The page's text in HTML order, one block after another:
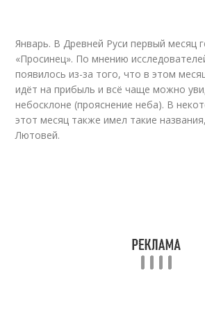
Январь. В Древней Руси первый месяц
«Просинец». По мнению
появилось из-за того, что в этом
идёт на прибыль и всё чаще можно
небосклоне (прояснение неба). В
этот месяц также имел такие
Лютовей.